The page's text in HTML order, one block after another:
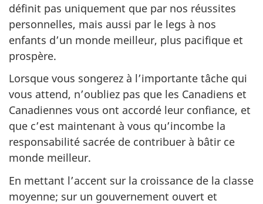
définit pas uniquement que par nos réussites
personnelles, mais aussi par le legs à nos
enfants d’un monde meilleur, plus pacifique et
prospère.
Lorsque vous songerez à l’importante tâche qui
vous attend, n’oubliez pas que les Canadiens et
Canadiennes vous ont accordé leur confiance, et
que c’est maintenant à vous qu’incombe la
responsabilité sacrée de contribuer à bâtir ce
monde meilleur.
En mettant l’accent sur la croissance de la classe
moyenne; sur un gouvernement ouvert et